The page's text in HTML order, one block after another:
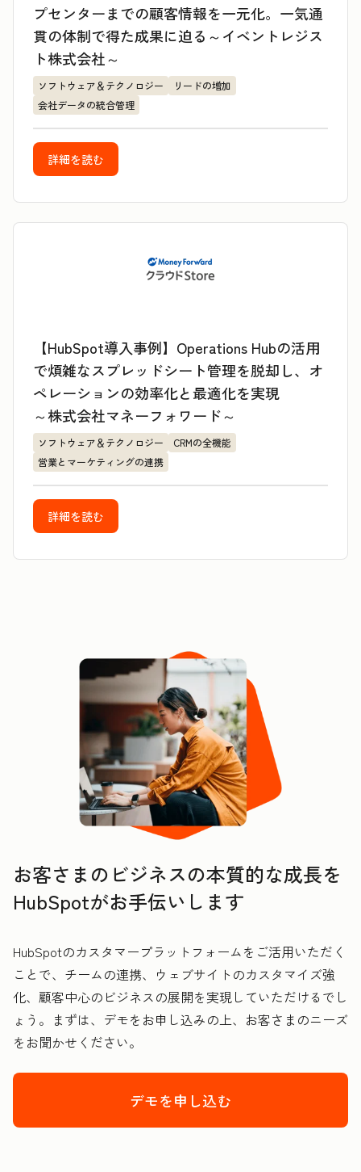
プセンターまでの顧客情報を一元化。一気通
貫の体制で得た成果に迫る～イベントレジス
ト株式会社～
ソフトウェア＆テクノロジー
リードの増加
会社データの統合管理
詳細を読む
【HubSpot導入事例】Operations Hubの活用
で煩雑なスプレッドシート管理を脱却し、オ
ペレーションの効率化と最適化を実現
～株式会社マネーフォワード～
ソフトウェア＆テクノロジー
CRMの全機能
営業とマーケティングの連携
詳細を読む
お客さまのビジネスの本質的な成長を
HubSpotがお手伝いします
HubSpotのカスタマープラットフォームをご活用いただく
ことで、チームの連携、ウェブサイトのカスタマイズ強
化、顧客中心のビジネスの展開を実現していただけるでし
ょう。まずは、デモをお申し込みの上、お客さまのニーズ
をお聞かせください。
デモを申し込む